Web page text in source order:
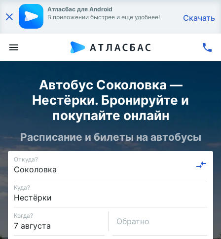
Атласбас для Android
В приложении быстрее и еще удобнее!
Скачать
Автобус Соколовка —
Нестёрки. Бронируйте и
покупайте онлайн
Расписание и билеты на автобусы
Откуда?
Куда?
Когда?
Обратно